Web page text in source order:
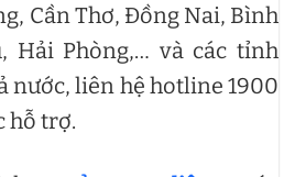
Cần Thơ, Đồng Nai, Bình
Hải Phòng,… và các tỉnh
nước, liên hệ hotline 1900
hỗ trợ.